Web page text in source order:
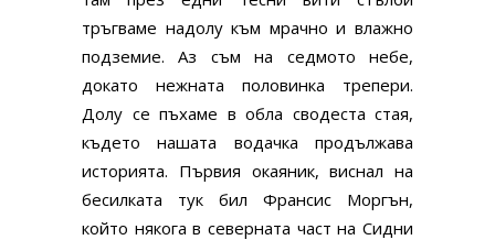
тръгваме надолу към мрачно и влажно
подземие. Аз съм на седмото небе,
докато нежната половинка трепери.
Долу се пъхаме в обла сводеста стая,
където нашата водачка продължава
историята. Първия окаяник, виснал на
бесилката тук бил Франсис Моргън,
който някога в северната част на Сидни